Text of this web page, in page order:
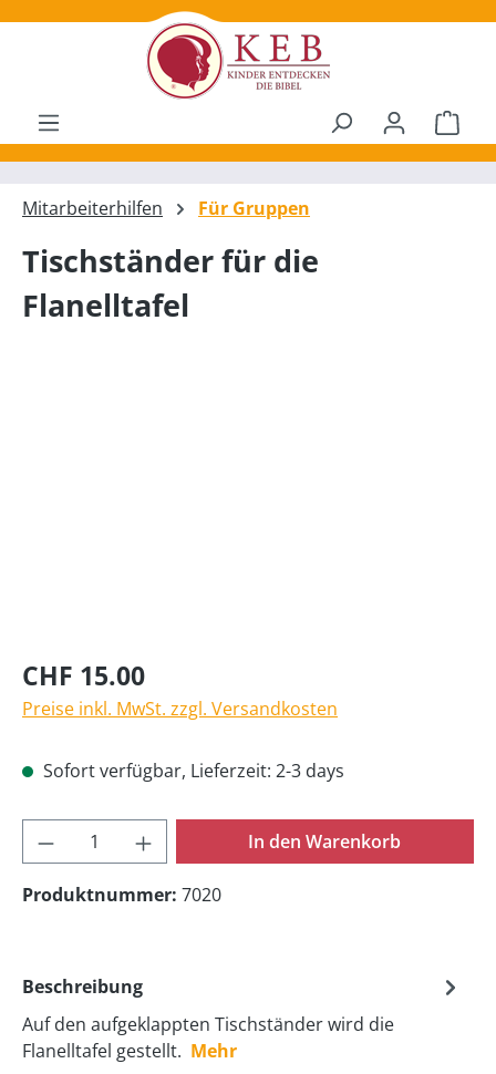
springen
Mitarbeiterhilfen Für Gruppen
Tischständer für die
Flanelltafel
CHF 15.00
Preise inkl. MwSt. zzgl. Versandkosten
Sofort verfügbar, Lieferzeit: 2-3 days
Produkt Anzahl: Gib den gewünschten
In den Warenkorb
Produktnummer: 7020
Beschreibung
Auf den aufgeklappten Tischständer wird die
Flanelltafel gestellt. Mehr